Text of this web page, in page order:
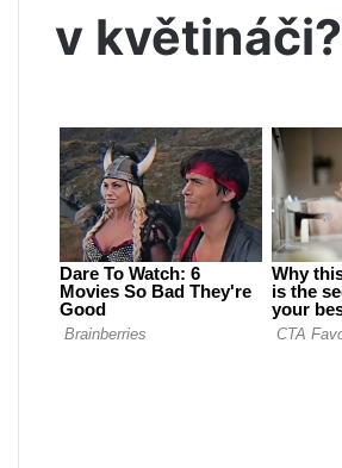
v květináči?